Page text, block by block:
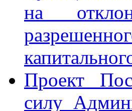
на
Проект
силу